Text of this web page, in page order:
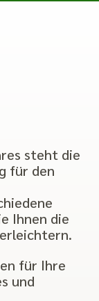
steht die
für den
Ihnen die
für Ihre
und